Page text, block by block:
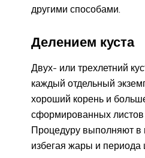
другими способами.
Делением куста
Двух- или трехлетний
каждый отдельный
хороший корень и
сформированных листов
Процедуру выполняют в
избегая жары и периода